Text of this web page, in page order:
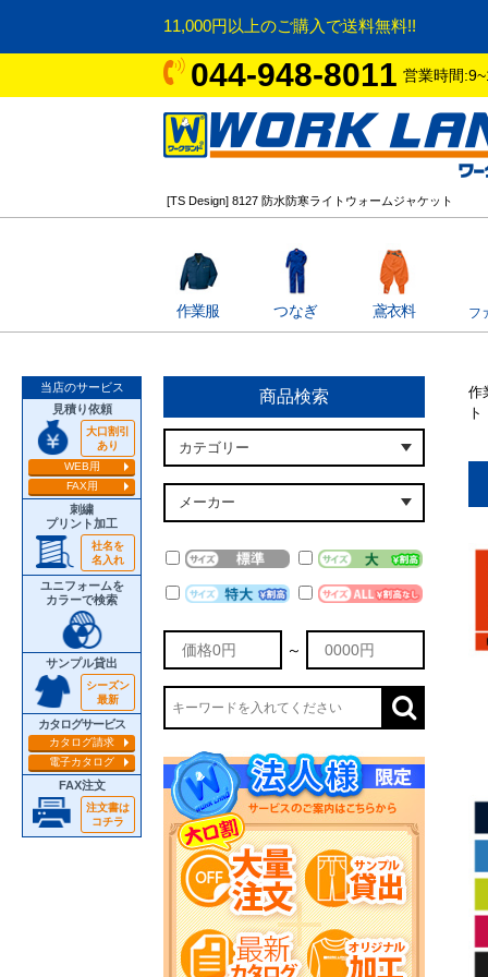
11,000円以上のご購入で送料無料!!
044-948-8011 営業時間
[TS Design] 8127 防水防寒ライトウォームジャケット
作業服 つなぎ 鳶衣料 フ
当店のサービス
見積り依頼
大口割引
あり
WEB用
FAX用
刺繍
プリント加工
社名を
名入れ
ユニフォームを
カラーで検索
サンプル貸出
シーズン
最新
カタログサービス
カタログ請求
電子カタログ
FAX注文
注文書は
コチラ
商品検索
～
作
ト